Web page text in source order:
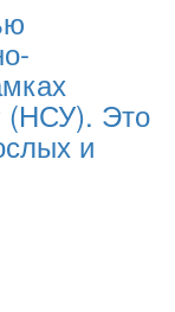
(НСУ). Это
и